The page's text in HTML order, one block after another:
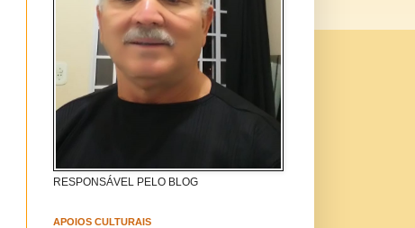
RESPONSÁVEL PELO BLOG
APOIOS CULTURAIS